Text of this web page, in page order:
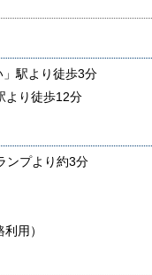
」駅より徒歩3分
より徒歩12分
ンプより約3分
用）